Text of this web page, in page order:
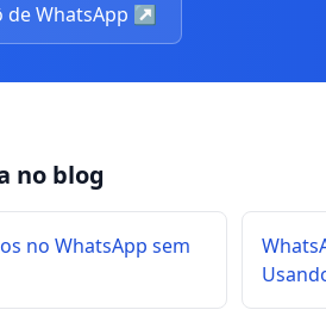
WhatsApp ↗
no blog
no WhatsApp sem